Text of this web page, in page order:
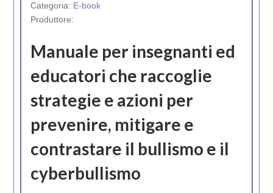
Categoria: E-book
Produttore:
Manuale per insegnanti ed
educatori che raccoglie
strategie e azioni per
prevenire, mitigare e
contrastare il bullismo e il
cyberbullismo